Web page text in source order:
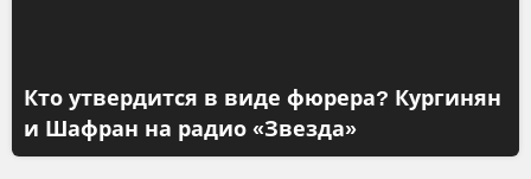
Кто утвердится в виде фюрера? Кургинян
и Шафран на радио «Звезда»